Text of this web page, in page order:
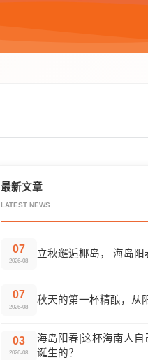
最新文章
LATEST NEWS
07
2026-08
立秋邂逅椰岛， 海岛阳
07
2026-08
秋天的第一杯精酿，从
03
2026-08
海岛阳春|这杯海南人
诞生的？